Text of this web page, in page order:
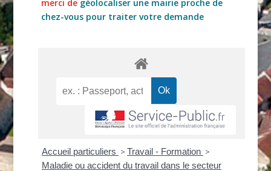
merci de géolocaliser une mairie proche de
chez-vous pour traiter votre demande
Accueil particuliers > Travail - Formation >
Maladie ou accident du travail dans le secteur